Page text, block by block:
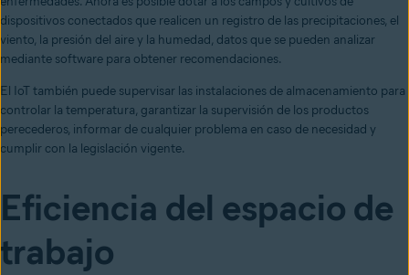
dispositivos conectados que realicen un registro de las precipitaciones, el
viento, la presión del aire y la humedad, datos que se pueden analizar
mediante software para obtener recomendaciones.
El IoT también puede supervisar las instalaciones de almacenamiento para
controlar la temperatura, garantizar la supervisión de los productos
perecederos, informar de cualquier problema en caso de necesidad y
cumplir con la legislación vigente.
Eficiencia del espacio de
trabajo